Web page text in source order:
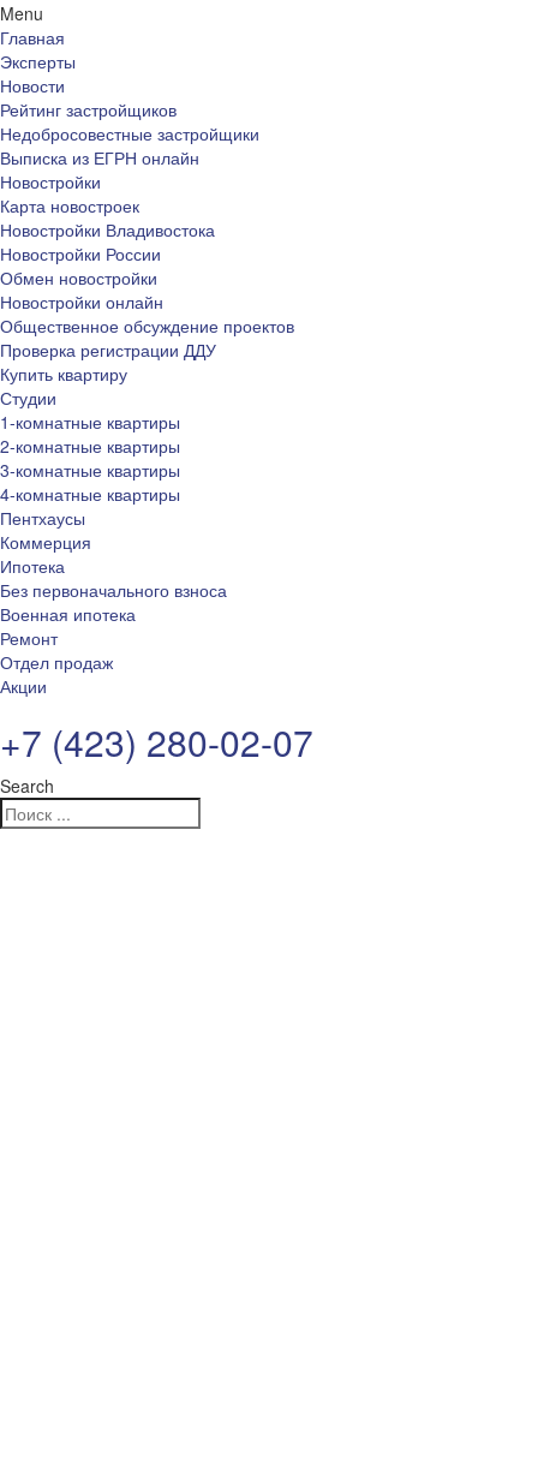
Menu
Главная
Эксперты
Новости
Рейтинг застройщиков
Недобросовестные застройщики
Выписка из ЕГРН онлайн
Новостройки
Карта новостроек
Новостройки Владивостока
Новостройки России
Обмен новостройки
Новостройки онлайн
Общественное обсуждение проектов
Проверка регистрации ДДУ
Купить квартиру
Студии
1-комнатные квартиры
2-комнатные квартиры
3-комнатные квартиры
4-комнатные квартиры
Пентхаусы
Коммерция
Ипотека
Без первоначального взноса
Военная ипотека
Ремонт
Отдел продаж
Акции
+7 (423) 280-02-07
Search